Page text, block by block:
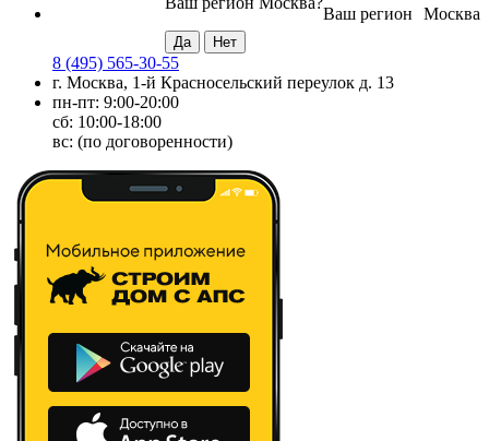
Москва
Ваш регион
8 (495) 565-30-55
г. Москва, 1-й Красносельский переулок д. 13
пн-пт: 9:00-20:00
сб: 10:00-18:00
вс: (по договоренности)